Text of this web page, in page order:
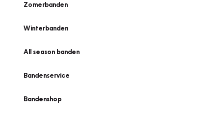
Zomerbanden
Winterbanden
All season banden
Bandenservice
Bandenshop